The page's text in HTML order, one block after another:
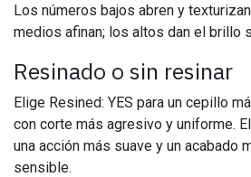
Los números bajos abren y
medios afinan; los altos dan el brillo
Resinado o sin resinar
Elige Resined: YES para un cepillo
con corte más agresivo y uniforme.
una acción más suave y un acabado
sensible.